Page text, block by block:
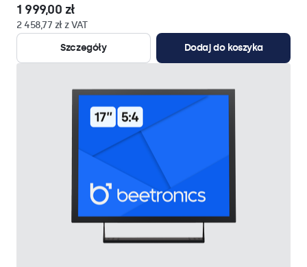
1 999,00 zł
2 458,77 zł z VAT
Szczegóły
Dodaj do koszyka